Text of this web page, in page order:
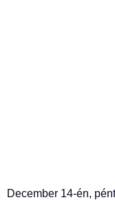
December 14-én,